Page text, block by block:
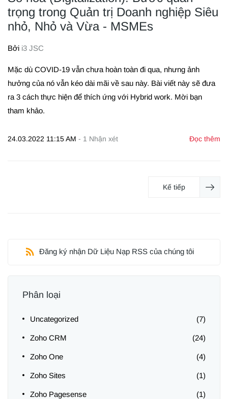
trọng trong Quản trị Doanh nghiệp Siêu
nhỏ, Nhỏ và Vừa - MSMEs
Bởi i3 JSC
Mặc dù COVID-19 vẫn chưa hoàn toàn đi qua, nhưng ảnh
hưởng của nó vẫn kéo dài mãi về sau này. Bài viết này sẽ đưa
ra 3 cách thực hiện để thích ứng với Hybrid work. Mời bạn
tham khảo.
24.03.2022 11:15 AM - 1 Nhận xét Đọc thêm
Kế tiếp
Đăng ký nhận Dữ Liệu Nạp RSS của chúng tôi
Phân loại
Uncategorized (7)
Zoho CRM (24)
Zoho One (4)
Zoho Sites (1)
Zoho Pagesense (1)